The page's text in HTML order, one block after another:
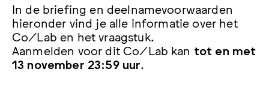
In de briefing en deelnamevoorwaarden
hieronder vind je alle informatie over het
Co/Lab en het vraagstuk.
Aanmelden voor dit Co/Lab kan tot en met
13 november 23:59 uur.